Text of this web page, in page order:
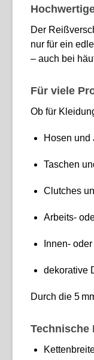
Der
nur für ein
– auch bei
Für viele
Ob für
Hosen und
Taschen
Clutches
Arbeits-
Innen-
dekorative
Durch die 5
Technische